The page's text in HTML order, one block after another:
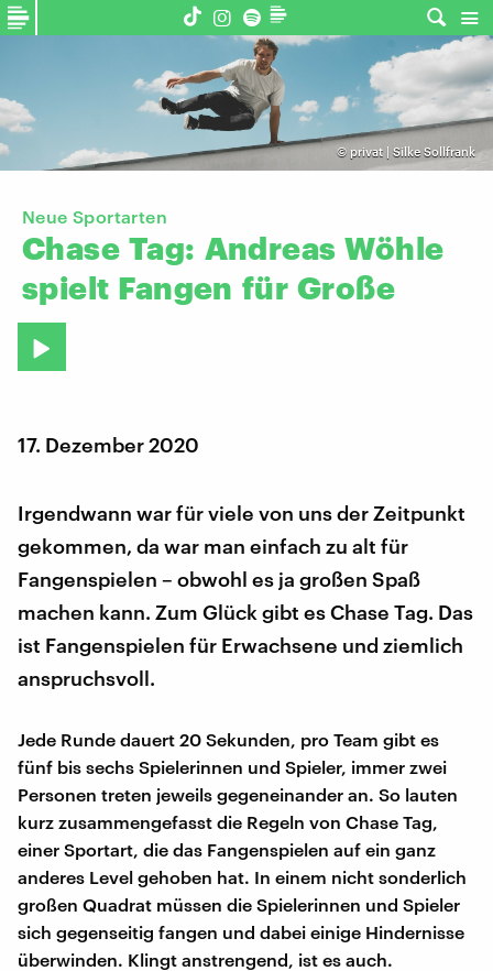
© privat | Silke Sollfrank
Neue Sportarten
Chase Tag: Andreas Wöhle
spielt Fangen für Große
17. Dezember 2020
Irgendwann war für viele von uns der Zeitpunkt
gekommen, da war man einfach zu alt für
Fangenspielen – obwohl es ja großen Spaß
machen kann. Zum Glück gibt es Chase Tag. Das
ist Fangenspielen für Erwachsene und ziemlich
anspruchsvoll.
Jede Runde dauert 20 Sekunden, pro Team gibt es
fünf bis sechs Spielerinnen und Spieler, immer zwei
Personen treten jeweils gegeneinander an. So lauten
kurz zusammengefasst die Regeln von Chase Tag,
einer Sportart, die das Fangenspielen auf ein ganz
anderes Level gehoben hat. In einem nicht sonderlich
großen Quadrat müssen die Spielerinnen und Spieler
sich gegenseitig fangen und dabei einige Hindernisse
überwinden. Klingt anstrengend, ist es auch.